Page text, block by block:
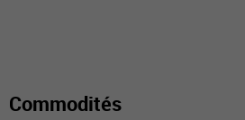
Commodités